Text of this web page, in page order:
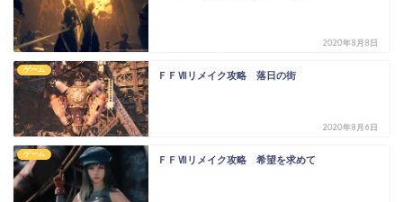
2020年8月8日
ゲーム
ＦＦⅦリメイク攻略 落日の街
2020年8月6日
ゲーム
ＦＦⅦリメイク攻略 希望を求めて